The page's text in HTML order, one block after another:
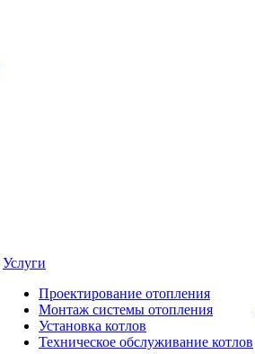
Услуги
Проектирование отопления
Монтаж системы отопления
Установка котлов
Техническое обслуживание котлов